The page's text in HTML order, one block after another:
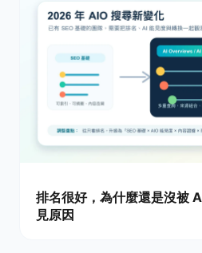
排名很好，為什麼還是沒被
見原因